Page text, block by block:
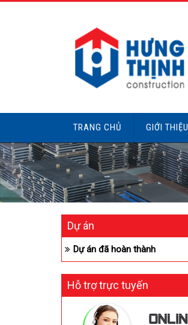
TRANG CHỦ GIỚI THIỆU
Dự án
Dự án đã hoàn thành
Hỗ trợ trực tuyến